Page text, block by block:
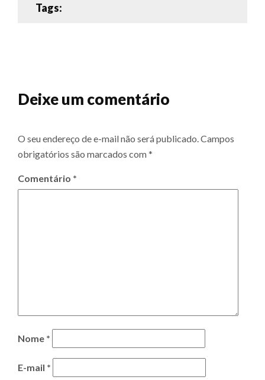
Tags:
Deixe um comentário
O seu endereço de e-mail não será publicado.Campos
obrigatórios são marcados com*
Comentário *
Nome *
E-mail *